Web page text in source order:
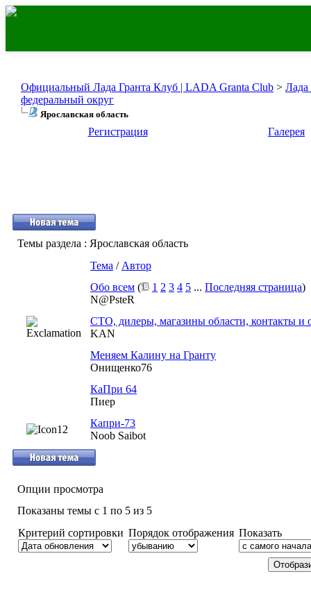
Официальный Лада Гранта Клуб | LADA Granta Club > Лада
федеральный округ
Ярославская область
Регистрация Галерея
Темы раздела : Ярославская область
Тема / Автор
Обо всем ( 1 2 3 4 5 ... Последняя страница)
N@PsteR
СТО, дилеры, магазины области, контакты и
KAN
Меняем Калину на Гранту
Онищенко76
КаПри 64
Пиер
Капри-73
Noob Saibot
Опции просмотра
Показаны темы с 1 по 5 из 5
Критерий сортировки Порядок отображения Показать